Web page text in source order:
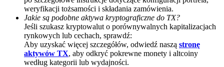
Deposit CASHCAT & Win
weryfikacji tożsamości i składania zamówienia.
Jakie są podobne aktywa kryptograficzne do TX?
Jeśli szukasz kryptowalut o porównywalnych kapitalizacjach
rynkowych lub cechach, sprawdź:
Aby uzyskać więcej szczegółów, odwiedź naszą stronę
aktywów TX, aby odkryć pokrewne monety i altcoiny
według kategorii lub wydajności.